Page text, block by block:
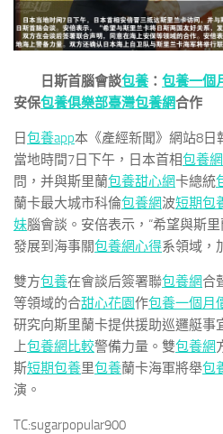
日斯首腦會談包養 ： 包養一個
安保包養俱樂部臺灣包養網合作
日包養app本《產經新聞》網站8日
當地時間7日下午，日本首相包養網
問，并與斯里蘭包養甜心網卡總統
蘭卡最大城市科倫包養網波短期包
妹腦會談。安倍表示，“希望與斯
發展到海事關包養網心得系領域，
雙方包養在會談后簽署聯包養網合
等領域的合甜心花園作包養一個月
研究向斯里蘭卡提供援助巡邏艇事
上包養網比較警備力量。雙包養網
斯短期包養里包養蘭卡海軍將舉包
演。
TC:sugarpopular900